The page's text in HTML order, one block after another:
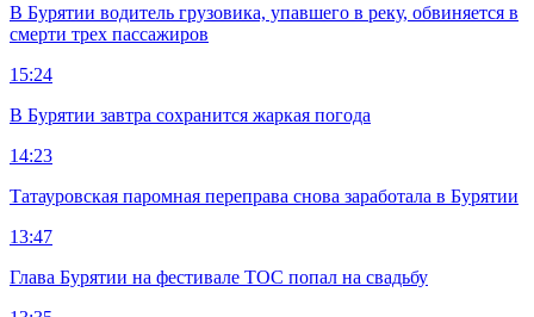
В Бурятии водитель грузовика, упавшего в реку, обвиняется в
смерти трех пассажиров
15:24
В Бурятии завтра сохранится жаркая погода
14:23
Татауровская паромная переправа снова заработала в Бурятии
13:47
Глава Бурятии на фестивале ТОС попал на свадьбу